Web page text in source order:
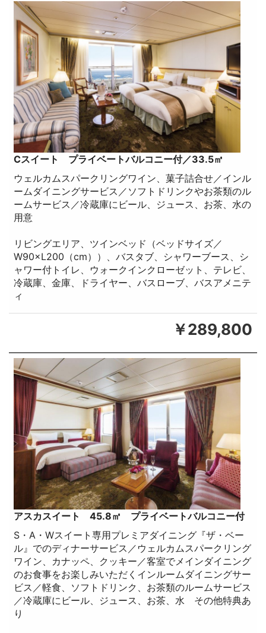
Cスイート プライベートバルコニー付／33.5㎡
ウェルカムスパークリングワイン、菓子詰合せ／インル
ームダイニングサービス／ソフトドリンクやお茶類のル
ームサービス／冷蔵庫にビール、ジュース、お茶、水の
用意
リビングエリア、ツインベッド（ベッドサイズ／
W90×L200（cm））、バスタブ、シャワーブース、シ
ャワー付トイレ、ウォークインクローゼット、テレビ、
冷蔵庫、金庫、ドライヤー、バスローブ、バスアメニテ
ィ
￥289,800
アスカスイート 45.8㎡ プライベートバルコニー付
S・A・Wスイート専用プレミアダイニング『ザ・ベー
ル』でのディナーサービス／ウェルカムスパークリング
ワイン、カナッペ、クッキー／客室でメインダイニング
のお食事をお楽しみいただくインルームダイニングサー
ビス／軽食、ソフトドリンク、お茶類のルームサービス
／冷蔵庫にビール、ジュース、お茶、水 その他特典あ
り